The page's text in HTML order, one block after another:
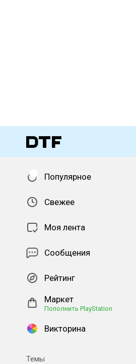
Популярное
Свежее
Моя лента
Сообщения
Рейтинг
Маркет
Пополнить PlayStation
Викторина
Темы